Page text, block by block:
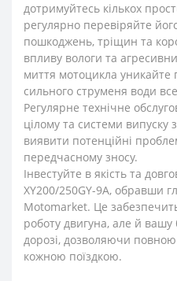
дотримуйтесь кількох
регулярно перевіряйте
пошкоджень, тріщин та
впливу вологи та
миття мотоцикла
сильного струменя води
Регулярне технічне
цілому та системи
виявити потенційні
передчасному зносу.
Інвестуйте в якість та
XY200/250GY-9A, обравши
Motomarket. Це
роботу двигуна, але й
дорозі, дозволяючи
кожною поїздкою.